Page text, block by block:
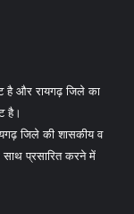
है और रायगढ़ जिले का
है।
जिले की शासकीय व
प्रसारित करने में